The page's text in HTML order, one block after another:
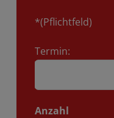
*(Pflichtfeld)
Termin:
Anzahl